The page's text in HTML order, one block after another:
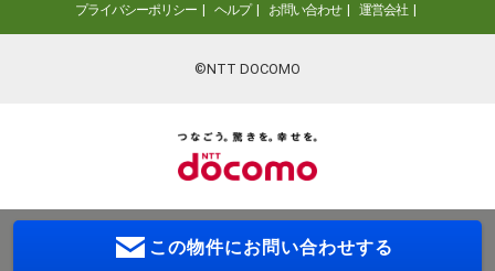
プライバシーポリシー ヘルプ お問い合わせ 運営会社
©NTT DOCOMO
この物件にお問い合わせする